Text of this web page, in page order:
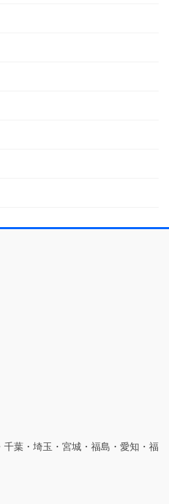
葉・埼玉・宮城・福島・愛知・福